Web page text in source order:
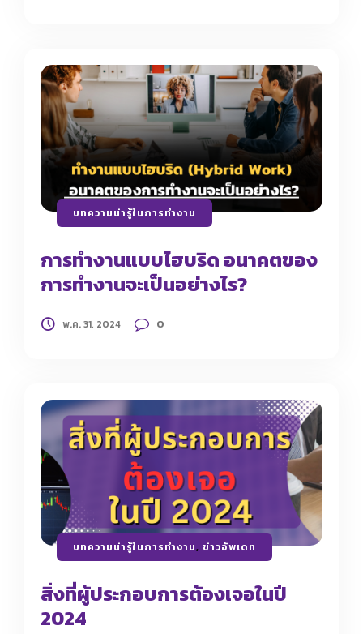
บทความน่ารู้ในการทำงาน
การทำงานแบบไฮบริด อนาคตของ
การทำงานจะเป็นอย่างไร?
พ.ค. 31, 2024 0
บทความน่ารู้ในการทำงาน, ข่าวอัพเดท
สิ่งที่ผู้ประกอบการต้องเจอในปี
2024